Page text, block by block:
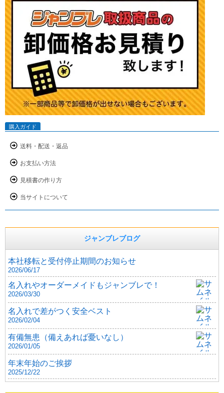
購入ガイド
送料・配送・返品
お支払い方法
見積書の作り方
当サイトについて
ジャンブレブログ
本社移転と受付停止期間のお知らせ
2026/06/17
名入れやオーダーメイドもジャンブレで！
2026/03/30
名入れで差がつく安全ベスト
2026/02/04
有備無患（備えあれば憂いなし）
2026/01/05
年末年始のご挨拶
2025/12/22